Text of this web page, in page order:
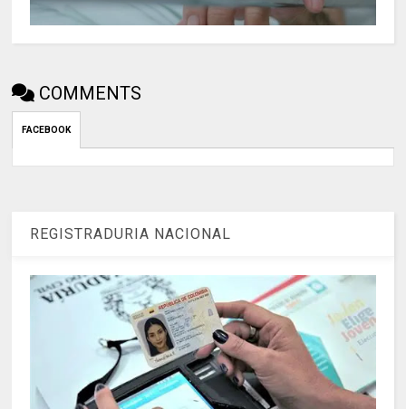
COMMENTS
FACEBOOK
REGISTRADURIA NACIONAL